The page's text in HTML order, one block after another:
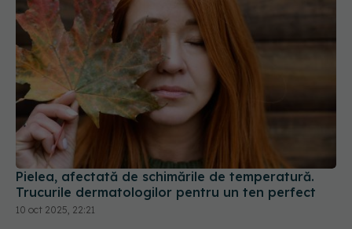
Pielea, afectată de schimările de temperatură.
Trucurile dermatologilor pentru un ten perfect
10 oct 2025, 22:21